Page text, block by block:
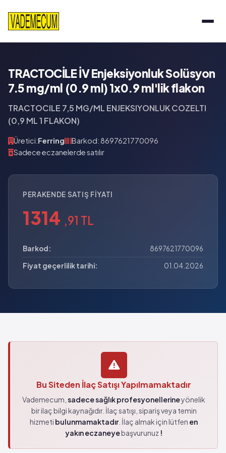
TRACTOCİLE İV Enjeksiyonluk Solüsyon
7.5 mg/ml (0.9 ml) 1x0.9 ml'lik flakon
TRACTOCILE 7,5 MG/ML ENJEKSIYONLUK COZELTI
(0,9 ML 1 FLAKON)
Üretici:Ferring
Barkod: 8697621770096
Sadece eczanelerde satılır
PERAKENDE SATIŞ FIYATI
1314 ,91 TL
Barkod:
8697621770096
Fiyat geçerlilik tarihi:
01.04.2026
Bu Siteden İlaç Satışı Yapılmamaktadır
Vademecum, sadece sağlık profesyonellerineyönelik
bir ilaç bilgi kaynağıdır. İlaç satışı, sipariş veya temin
hizmeti bulunmamaktadır. İlaç almak için lütfen en
yakın eczaneyebaşvurunuz !